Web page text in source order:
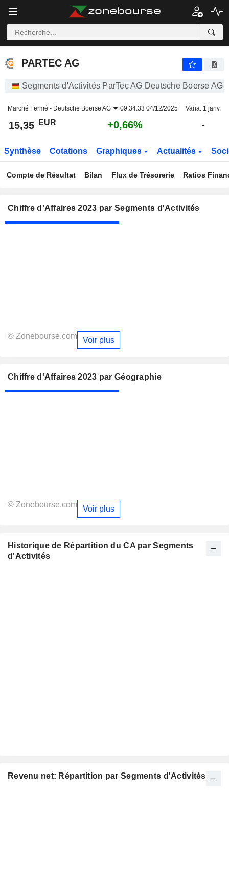
PARTEC AG
PARTEC AG
Segments d'Activités ParTec AG Deutsche Boerse AG
Marché Fermé - Deutsche Boerse AG 09:34:33 04/12/2025 Varia. 1 janv.
15,35 EUR +0,66% -
Synthèse Cotations Graphiques Actualités
Compte de Résultat Bilan Flux de Trésorerie Ratios
Chiffre d'Affaires 2023 par Segments d'Activités
© Zonebourse.com Voir plus
Chiffre d'Affaires 2023 par Géographie
© Zonebourse.com Voir plus
Historique de Répartition du CA par Segments
d'Activités
Revenu net: Répartition par Segments d'Activités